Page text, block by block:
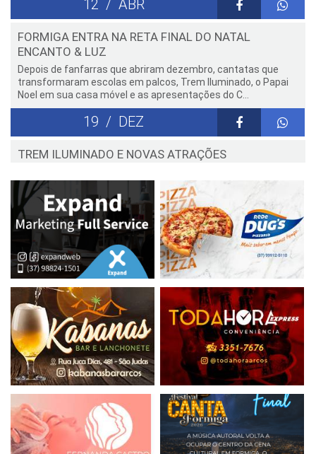
12 ABR
FORMIGA ENTRA NA RETA FINAL DO NATAL
ENCANTO & LUZ
Depois de fanfarras que abriram dezembro, cantatas que
transformaram escolas em palcos, Trem Iluminado, o Papai
Noel em sua casa móvel e as apresentações do C...
19 DEZ
TREM ILUMINADO E NOVAS ATRAÇÕES
A segunda semana do Natal EnCanto & Luz de Formiga 2025
começa com brilho especial: na quinta-feira, 11 de dezembro,
às 18h, o Papai Noel chega à cidade a bor...
09 DEZ
O NATAL ENCANTO & LUZ SEGUE ALEGRANDO
FORMIGA ATÉ O DIA 22...
O Natal EnCanto & Luz segue até o dia 22 de dezembro com
uma programação repleta de atrações especiais em Formiga.
O evento foi aberto no dia 1º com desfile n...
03 DEZ
O NATAL ENCANTO & LUZ DE FORMIGA 2025 SE
APROXIMA
Formiga desperta diferente. Há algo novo no ar, um brilho
discreto que escorre pelas calhas das casas, pelos passos
apressados do centro e pelos olhares c...